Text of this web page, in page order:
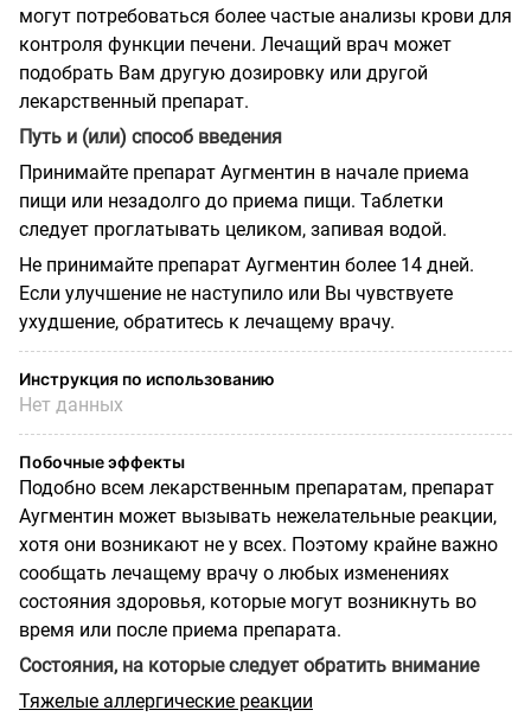
могут потребоваться более частые анализы крови для
контроля функции печени. Лечащий врач может
подобрать Вам другую дозировку или другой
лекарственный препарат.
Путь и (или) способ введения
Принимайте препарат Аугментин в начале приема
пищи или незадолго до приема пищи. Таблетки
следует проглатывать целиком, запивая водой.
Не принимайте препарат Аугментин более 14 дней.
Если улучшение не наступило или Вы чувствуете
ухудшение, обратитесь к лечащему врачу.
Инструкция по использованию
Нет данных
Побочные эффекты
Подобно всем лекарственным препаратам, препарат
Аугментин может вызывать нежелательные реакции,
хотя они возникают не у всех. Поэтому крайне важно
сообщать лечащему врачу о любых изменениях
состояния здоровья, которые могут возникнуть во
время или после приема препарата.
Состояния, на которые следует обратить внимание
Тяжелые аллергические реакции